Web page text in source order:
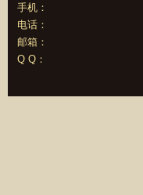
手机：
电话：
邮箱：
Q Q：